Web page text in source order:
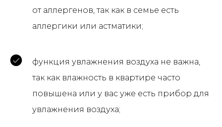
от аллергенов, так как в семье есть
аллергики или астматики;
функция увлажнения воздуха не важна,
так как влажность в квартире часто
повышена или у вас уже есть прибор для
увлажнения воздуха;